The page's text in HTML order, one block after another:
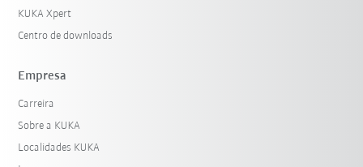
KUKA Xpert
Centro de downloads
Empresa
Carreira
Sobre a KUKA
Localidades KUKA